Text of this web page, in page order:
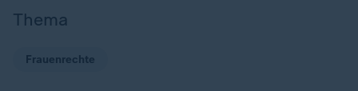
Thema
Frauenrechte